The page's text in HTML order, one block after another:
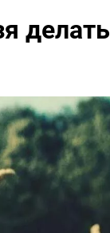
делать